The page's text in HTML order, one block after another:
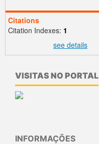
Citations
Citation Indexes: 1
see details
VISITAS NO PORTAL
INFORMAÇÕES